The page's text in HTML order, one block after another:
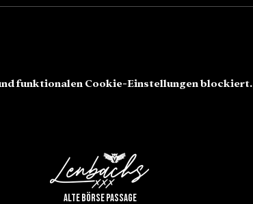
funktionalen Cookie-Einstellungen blockiert.
Alte Börse Passage